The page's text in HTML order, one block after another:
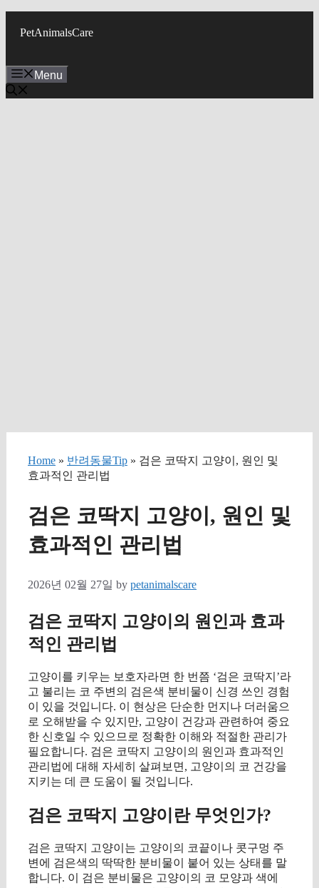
PetAnimalsCare
Menu
Home » 반려동물Tip » 검은 코딱지 고양이, 원인 및
효과적인 관리법
검은 코딱지 고양이, 원인 및
효과적인 관리법
2026년 02월 27일 by petanimalscare
검은 코딱지 고양이의 원인과 효과
적인 관리법
고양이를 키우는 보호자라면 한 번쯤 ‘검은 코딱지’라
고 불리는 코 주변의 검은색 분비물이 신경 쓰인 경험
이 있을 것입니다. 이 현상은 단순한 먼지나 더러움으
로 오해받을 수 있지만, 고양이 건강과 관련하여 중요
한 신호일 수 있으므로 정확한 이해와 적절한 관리가
필요합니다. 검은 코딱지 고양이의 원인과 효과적인
관리법에 대해 자세히 살펴보면, 고양이의 코 건강을
지키는 데 큰 도움이 될 것입니다.
검은 코딱지 고양이란 무엇인가?
검은 코딱지 고양이는 고양이의 코끝이나 콧구멍 주
변에 검은색의 딱딱한 분비물이 붙어 있는 상태를 말
합니다. 이 검은 분비물은 고양이의 코 모양과 색에